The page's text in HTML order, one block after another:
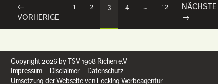
Posts navigation
←
VORHERIGE
1 2 3 4 … 12
NÄCHSTE
→
Copyright 2026 by TSV 1908 Richen e.V
Impressum
Disclaimer
Datenschutz
Umsetzung der Webseite von Lecking Werbeagentur